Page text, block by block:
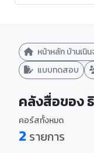
หน้าหลัก บ้านเนิน
แบบทดสอบ
คลังสื่อของ
คอร์สทั้งหมด
2 รายการ